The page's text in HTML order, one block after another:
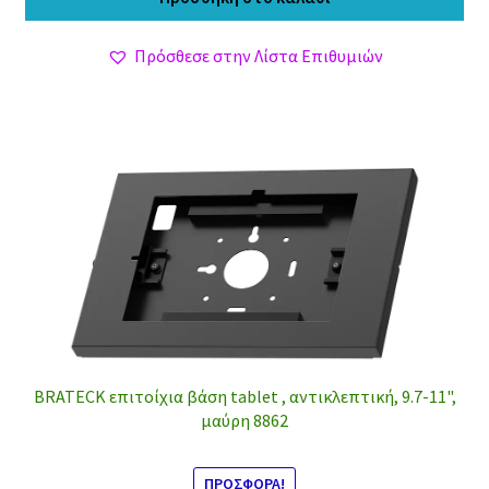
22,30 €. είναι:
Πρόσθεσε στην Λίστα Επιθυμιών
BRATECK επιτοίχια βάση tablet , αντικλεπτική, 9.7-11",
μαύρη 8862
ΠΡΟΣΦΟΡΆ!